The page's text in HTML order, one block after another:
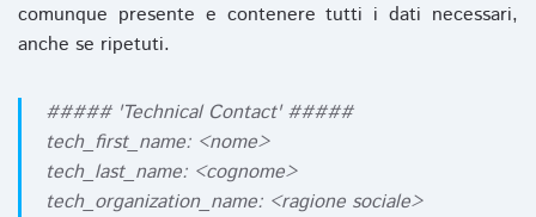
comunque presente e contenere tutti i dati necessari,
anche se ripetuti.
##### 'Technical Contact' #####
tech_first_name: <nome>
tech_last_name: <cognome>
tech_organization_name: <ragione sociale>